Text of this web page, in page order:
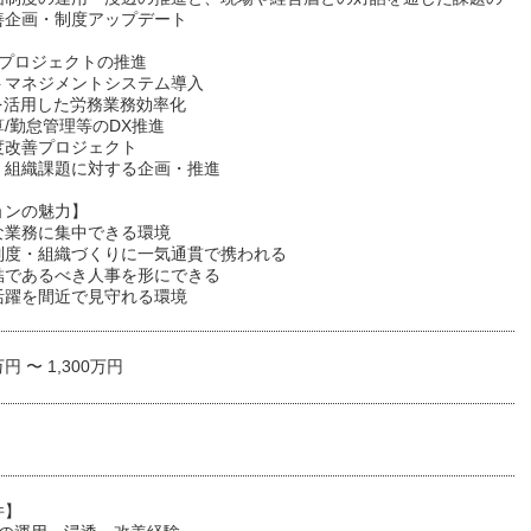
画・制度アップデート
ロジェクトの推進
ネジメントシステム導入
用した労務業務効率化
勤怠管理等のDX推進
善プロジェクト
織課題に対する企画・推進
の魅力】
務に集中できる環境
・組織づくりに一気通貫で携われる
あるべき人事を形にできる
を間近で見守れる環境
〜 1,300万円